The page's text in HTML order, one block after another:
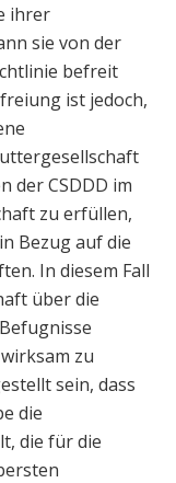
ihrer
sie von der
befreit
ist jedoch,
der CSDDD im
zu erfüllen,
Bezug auf die
In diesem Fall
über die
zu
sein, dass
die
die für die